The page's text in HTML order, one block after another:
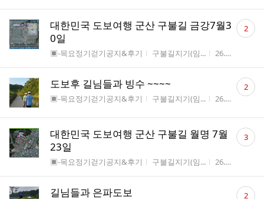
대한민국 도보여행 군산 구불길 금강7월3
0일
게시판명
▣-목요정기걷기공지&후기 작성자
구불길지기(임... 작성시간
26.07.25
댓
글 2
도보후 길님들과 빙수 ~~~~
게시판명
▣-목요정기걷기공지&후기 작성자
구불길지기(임... 작성시간
26.07.25
댓
글 2
대한민국 도보여행 군산 구불길 월명 7월
23일
게시판명
▣-목요정기걷기공지&후기 작성자
구불길지기(임... 작성시간
26.07.18
댓
글 3
길님들과 은파도보
댓
2